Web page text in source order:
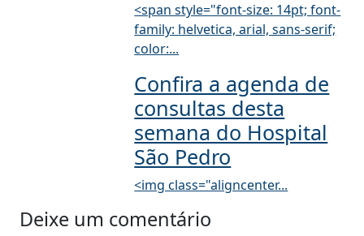
<span style="font-size: 14pt; font-
family: helvetica, arial, sans-serif;
color:...
Confira a agenda de
consultas desta
semana do Hospital
São Pedro
<img class="aligncenter...
Deixe um comentário